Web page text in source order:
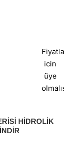
Fiyatlar
icin
üye
HİDROLİK